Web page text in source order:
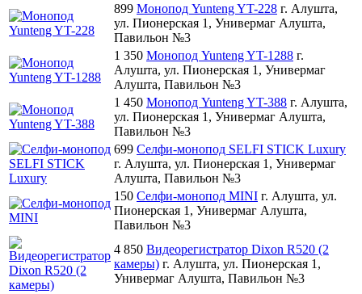
899 Монопод Yunteng YT-228 г. Алушта,
ул. Пионерская 1, Универмаг Алушта,
Павильон №3
1 350 Монопод Yunteng YT-1288 г.
Алушта, ул. Пионерская 1, Универмаг
Алушта, Павильон №3
1 450 Монопод Yunteng YT-388 г. Алушта,
ул. Пионерская 1, Универмаг Алушта,
Павильон №3
699 Селфи-монопод SELFI STICK Luxury
г. Алушта, ул. Пионерская 1, Универмаг
Алушта, Павильон №3
150 Селфи-монопод MINI г. Алушта, ул.
Пионерская 1, Универмаг Алушта,
Павильон №3
4 850 Видеорегистратор Dixon R520 (2
камеры) г. Алушта, ул. Пионерская 1,
Универмаг Алушта, Павильон №3